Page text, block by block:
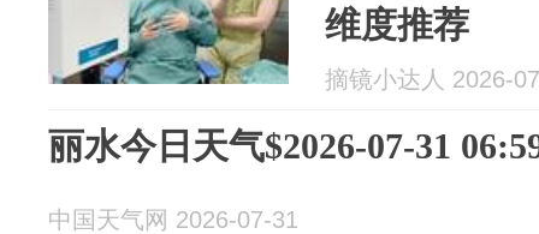
维度推荐
摘镜小达人 2026-
丽水今日天气$2026-07-31
中国天气网 2026-07-31